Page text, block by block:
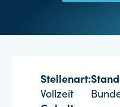
Stellenart:
Vollzeit